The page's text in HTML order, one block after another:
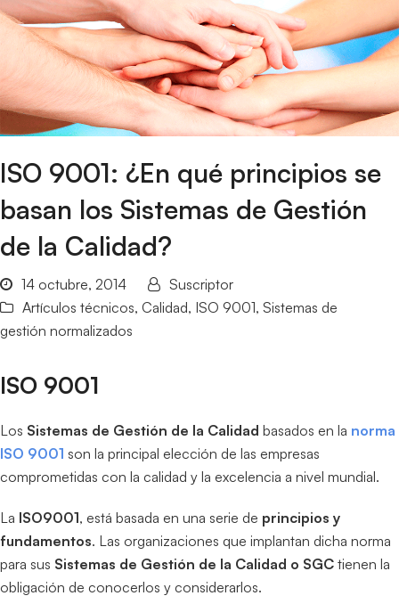
ISO 9001: ¿En qué principios se
basan los Sistemas de Gestión
de la Calidad?
14 octubre, 2014
Suscriptor
Artículos técnicos, Calidad, ISO 9001, Sistemas de
gestión normalizados
ISO 9001
Los Sistemas de Gestión de la Calidad basados en la norma
ISO 9001 son la principal elección de las empresas
comprometidas con la calidad y la excelencia a nivel mundial.
La ISO9001, está basada en una serie de principios y
fundamentos. Las organizaciones que implantan dicha norma
para sus Sistemas de Gestión de la Calidad o SGC tienen la
obligación de conocerlos y considerarlos.